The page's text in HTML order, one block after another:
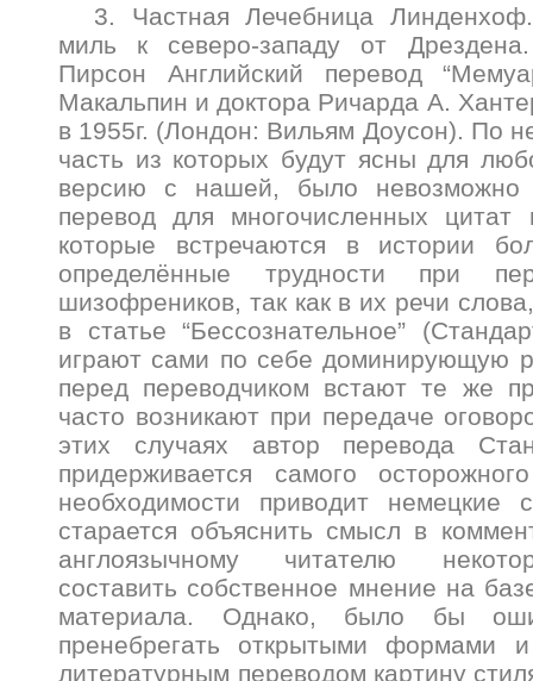
3. Частная Лечебница
миль к северо-западу от
Пирсон Английский перевод
Макальпин и доктора Ричарда А.
в 1955г. (Лондон: Вильям Доусон). По
часть из которых будут ясны для
версию с нашей, было невозможно
перевод для многочисленных
которые встречаются в истории
определённые трудности при
шизофреников, так как в их речи
в статье “Бессознательное”
играют сами по себе доминирующую
перед переводчиком встают те же
часто возникают при передаче
этих случаях автор перевода
придерживается самого
необходимости приводит немецкие
старается объяснить смысл в
англоязычному читателю
составить собственное мнение на
материала. Однако, было бы
пренебрегать открытыми формами
литературным переводом картину